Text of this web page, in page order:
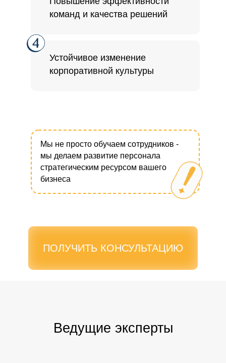
Мы не просто обучаем сотрудников -
мы делаем развитие персонала
стратегическим ресурсом вашего
бизнеса
команд и качества решений
Устойчивое изменение
корпоративной культуры
ПОЛУЧИТЬ КОНСУЛЬТАЦИЮ
Ведущие эксперты